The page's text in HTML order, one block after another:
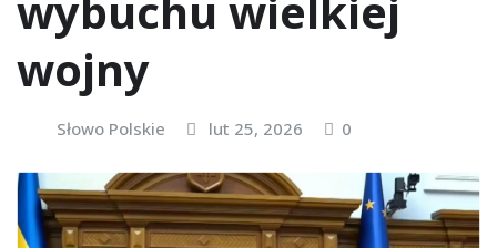
wojny
Słowo Polskie lut 25, 2026 0